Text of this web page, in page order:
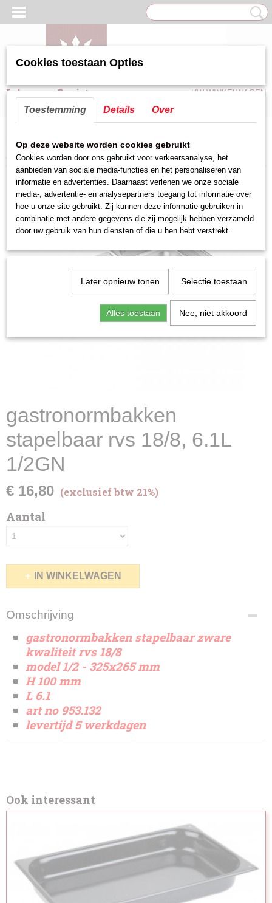
Inloggen Registreren UW WINKELWAGEN
Home>Keuken hulpmiddelen>Gastronorm bakken rvs
gastronormbakken stapelbaar rvs 18/8, 6.1L 1/2GN
gastronormbakken
stapelbaar rvs 18/8, 6.1L
1/2GN
€ 16,80 (exclusief btw 21%)
Aantal
IN WINKELWAGEN
Omschrijving
gastronormbakken stapelbaar zware
kwaliteit rvs 18/8
model 1/2 - 325x265 mm
H 100 mm
L 6.1
art no 953.132
levertijd 5 werkdagen
Ook interessant
Cookies toestaan Opties
Toestemming Details Over
Op deze website worden cookies gebruikt
Cookies worden door ons gebruikt voor verkeersanalyse, het
aanbieden van sociale media-functies en het personaliseren van
informatie en advertenties. Daarnaast verlenen we onze sociale
media-, advertentie- en analysepartners toegang tot informatie over
hoe u onze site gebruikt. Zij kunnen deze informatie gebruiken in
combinatie met andere gegevens die zij mogelijk hebben verzameld
door uw gebruik van hun diensten of die u hen hebt verstrekt.
Later opnieuw tonen Selectie toestaan
Alles toestaan Nee, niet akkoord